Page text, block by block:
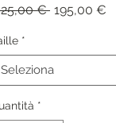
€ Prezzo
195,00 €
*
Seleziona
*